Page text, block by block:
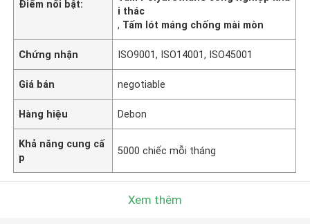
Điểm nổi bật:
i thác
, Tấm lót máng chống mài mòn
Chứng nhận ISO9001, ISO14001, ISO45001
Giá bán negotiable
Hàng hiệu Debon
Khả năng cung cấ
p
5000 chiếc mỗi tháng
Xem thêm